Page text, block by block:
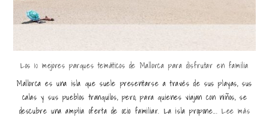
Los 10 mejores parques temáticos de Mallorca para disfrutar en familia
Mallorca es una isla que suele presentarse a través de sus playas, sus
calas y sus pueblos tranquilos, pero, para quienes viajan con niños, se
descubre una amplia oferta de ocio familiar. La isla propone...Lee más